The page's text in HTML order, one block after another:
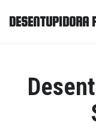
DESENTUPIDORA